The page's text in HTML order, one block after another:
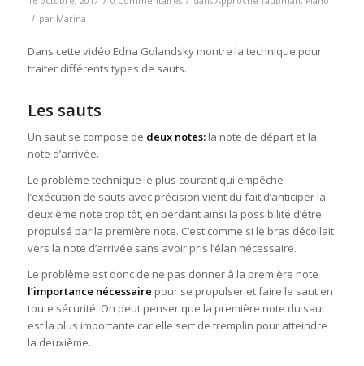
/ par Marina
Dans cette vidéo Edna Golandsky montre la technique pour
traiter différents types de sauts.
Les sauts
Un saut se compose de deux notes:la note de départ et la
note d’arrivée.
Le problème technique le plus courant qui empêche
l’exécution de sauts avec précision vient du fait d’anticiper la
deuxième note trop tôt, en perdant ainsi la possibilité d’être
propulsé par la première note. C’est comme si le bras décollait
vers la note d’arrivée sans avoir pris l’élan nécessaire.
Le problème est donc de ne pas donner à la première note
l’importance nécessaire pour se propulser et faire le saut en
toute sécurité. On peut penser que la première note du saut
est la plus importante car elle sert de tremplin pour atteindre
la deuxième.